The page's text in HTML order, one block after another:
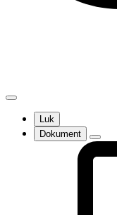
Luk
Dokument